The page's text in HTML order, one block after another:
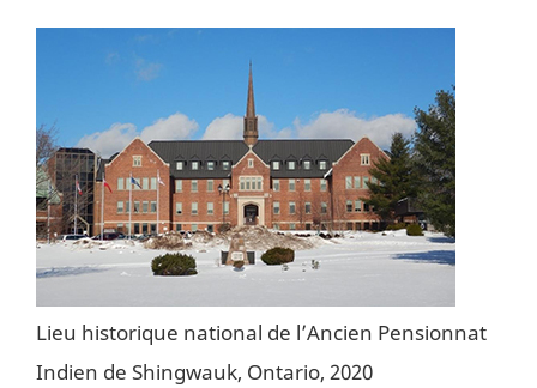
Lieu historique national de l’Ancien Pensionnat
Indien de Shingwauk, Ontario, 2020